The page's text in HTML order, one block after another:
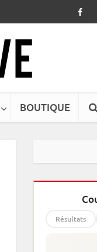
BOUTIQUE
Résultats